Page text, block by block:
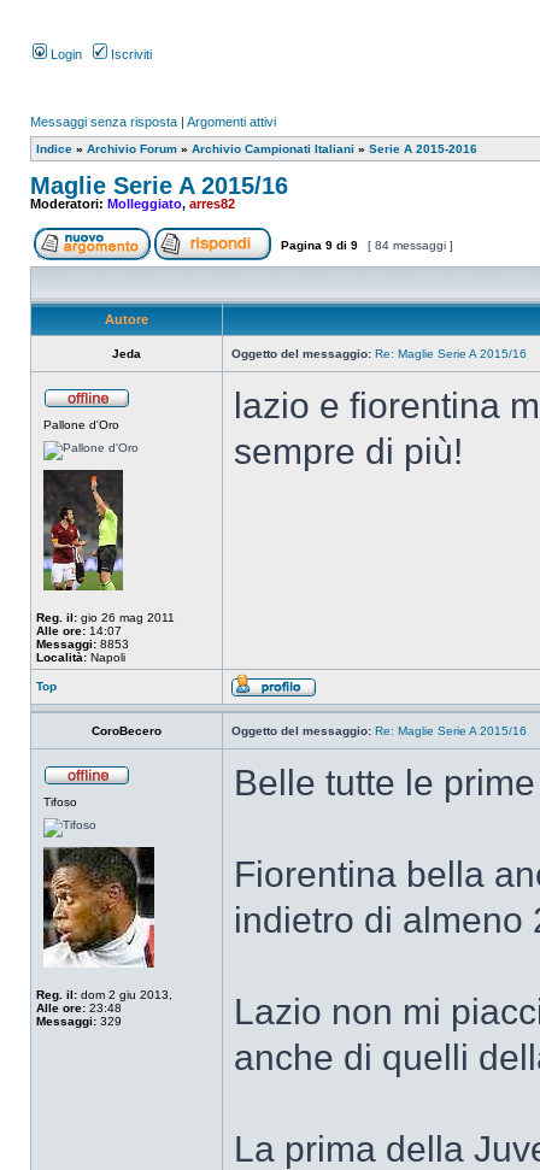
Login Iscriviti
Messaggi senza risposta | Argomenti attivi
Indice » Archivio Forum » Archivio Campionati Italiani » Serie A 2015-2016
Maglie Serie A 2015/16
Moderatori: Molleggiato, arres82
Pagina 9 di 9 [ 84 messaggi ]
Autore
Jeda Oggetto del messaggio: Re: Maglie Serie A 2015/16
Pallone d'Oro
Reg. il: gio 26 mag 2011
Alle ore: 14:07
Messaggi: 8853
Località: Napoli
lazio e fiorentina
sempre di più!
Top
CoroBecero Oggetto del messaggio: Re: Maglie Serie A 2015/16
Tifoso
Reg. il: dom 2 giu 2013,
Alle ore: 23:48
Messaggi: 329
Belle tutte le
Fiorentina bella
indietro di almeno
Lazio non mi
anche di quelli
La prima della